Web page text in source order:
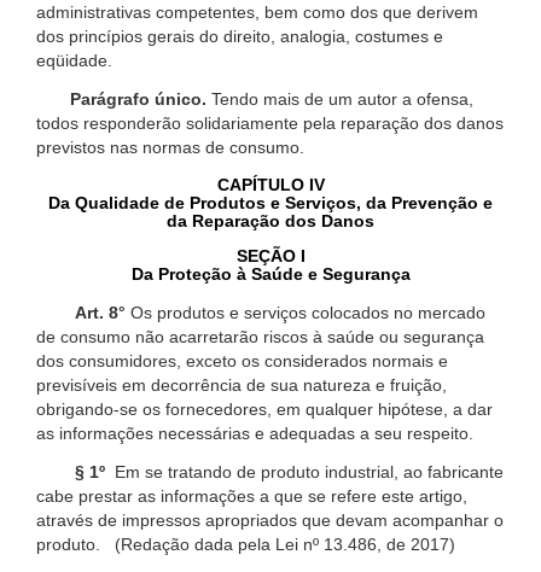
administrativas competentes, bem como dos que derivem
dos princípios gerais do direito, analogia, costumes e
eqüidade.
Parágrafo único. Tendo mais de um autor a ofensa,
todos responderão solidariamente pela reparação dos danos
previstos nas normas de consumo.
CAPÍTULO IV
Da Qualidade de Produtos e Serviços, da Prevenção e
da Reparação dos Danos
SEÇÃO I
Da Proteção à Saúde e Segurança
Art. 8° Os produtos e serviços colocados no mercado
de consumo não acarretarão riscos à saúde ou segurança
dos consumidores, exceto os considerados normais e
previsíveis em decorrência de sua natureza e fruição,
obrigando-se os fornecedores, em qualquer hipótese, a dar
as informações necessárias e adequadas a seu respeito.
§ 1º Em se tratando de produto industrial, ao fabricante
cabe prestar as informações a que se refere este artigo,
através de impressos apropriados que devam acompanhar o
produto. (Redação dada pela Lei nº 13.486, de 2017)